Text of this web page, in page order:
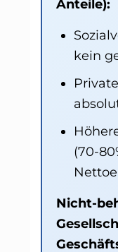
Anteile):
kein
(70-
Nicht-